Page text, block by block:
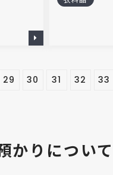
29 30 31 32 33
かりについて